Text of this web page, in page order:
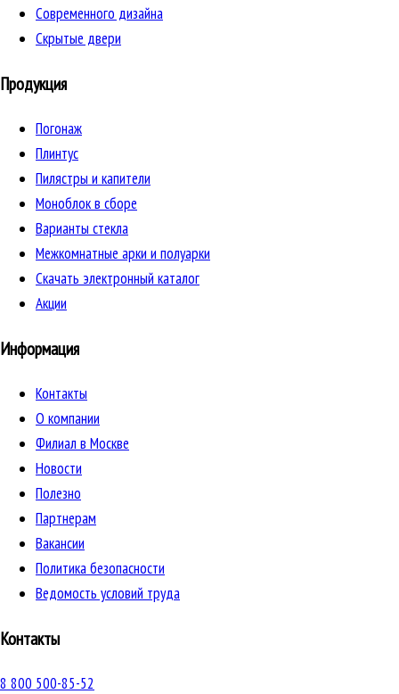
Cовременного дизайна
Скрытые двери
Продукция
Погонаж
Плинтус
Пилястры и капители
Моноблок в сборе
Варианты стекла
Межкомнатные арки и полуарки
Скачать электронный каталог
Акции
Информация
Контакты
О компании
Филиал в Москве
Новости
Полезно
Партнерам
Вакансии
Политика безопасности
Ведомость условий труда
Контакты
8 800 500-85-52